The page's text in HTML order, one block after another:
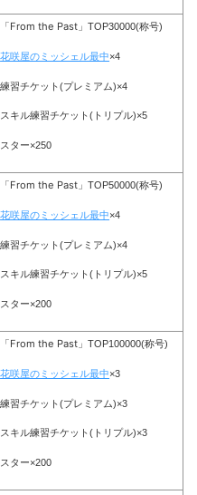
「From the Past」TOP30000(称号)
花咲屋のミッシェル最中×4
練習チケット(プレミアム)×4
スキル練習チケット(トリプル)×5
スター×250
「From the Past」TOP50000(称号)
花咲屋のミッシェル最中×4
練習チケット(プレミアム)×4
スキル練習チケット(トリプル)×5
スター×200
「From the Past」TOP100000(称号)
花咲屋のミッシェル最中×3
練習チケット(プレミアム)×3
スキル練習チケット(トリプル)×3
スター×200